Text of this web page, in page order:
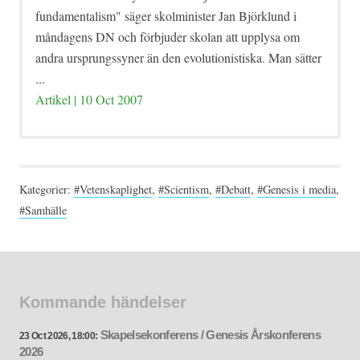
fundamentalism" säger skolminister Jan Björklund i
måndagens DN och förbjuder skolan att upplysa om
andra ursprungssyner än den evolutionistiska. Man sätter
...
Artikel | 10 Oct 2007
Kategorier: #Vetenskaplighet, #Scientism, #Debatt, #Genesis i media,
#Samhälle
Kommande händelser
23 Oct 2026, 18:00: Skapelsekonferens / Genesis Årskonferens
2026